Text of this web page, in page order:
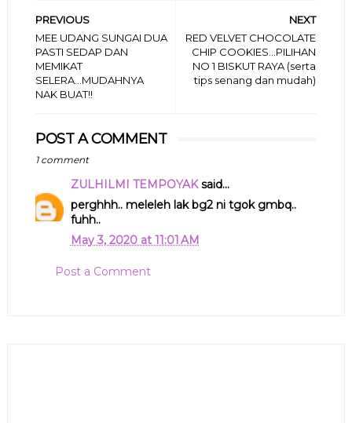
NEXT
RED VELVET CHOCOLATE
CHIP COOKIES...PILIHAN
NO 1 BISKUT RAYA (serta
tips senang dan mudah)
PREVIOUS
MEE UDANG SUNGAI DUA
PASTI SEDAP DAN
MEMIKAT
SELERA...MUDAHNYA
NAK BUAT!!
POST A COMMENT
1 comment
ZULHILMI TEMPOYAKsaid...
perghhh.. meleleh lak bg2 ni tgok gmbq..
fuhh..
May 3, 2020 at 11:01 AM
Post a Comment